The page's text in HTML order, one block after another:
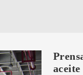
aceite